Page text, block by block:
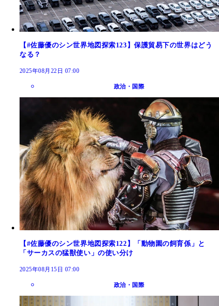
【#佐藤優のシン世界地図探索123】保護貿易下の世界はどう
なる？
2025年08月22日 07:00
政治・国際
【#佐藤優のシン世界地図探索122】「動物園の飼育係」と
「サーカスの猛獣使い」の使い分け
2025年08月15日 07:00
政治・国際